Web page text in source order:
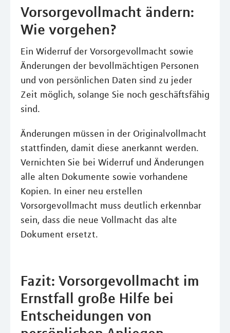
Vorsorgevollmacht ändern:
Wie vorgehen?
Ein Widerruf der Vorsorgevollmacht sowie
Änderungen der bevollmächtigen Personen
und von persönlichen Daten sind zu jeder
Zeit möglich, solange Sie noch geschäftsfähig
sind.
Änderungen müssen in der Originalvollmacht
stattfinden, damit diese anerkannt werden.
Vernichten Sie bei Widerruf und Änderungen
alle alten Dokumente sowie vorhandene
Kopien. In einer neu erstellen
Vorsorgevollmacht muss deutlich erkennbar
sein, dass die neue Vollmacht das alte
Dokument ersetzt.
Fazit: Vorsorgevollmacht im
Ernstfall große Hilfe bei
Entscheidungen von